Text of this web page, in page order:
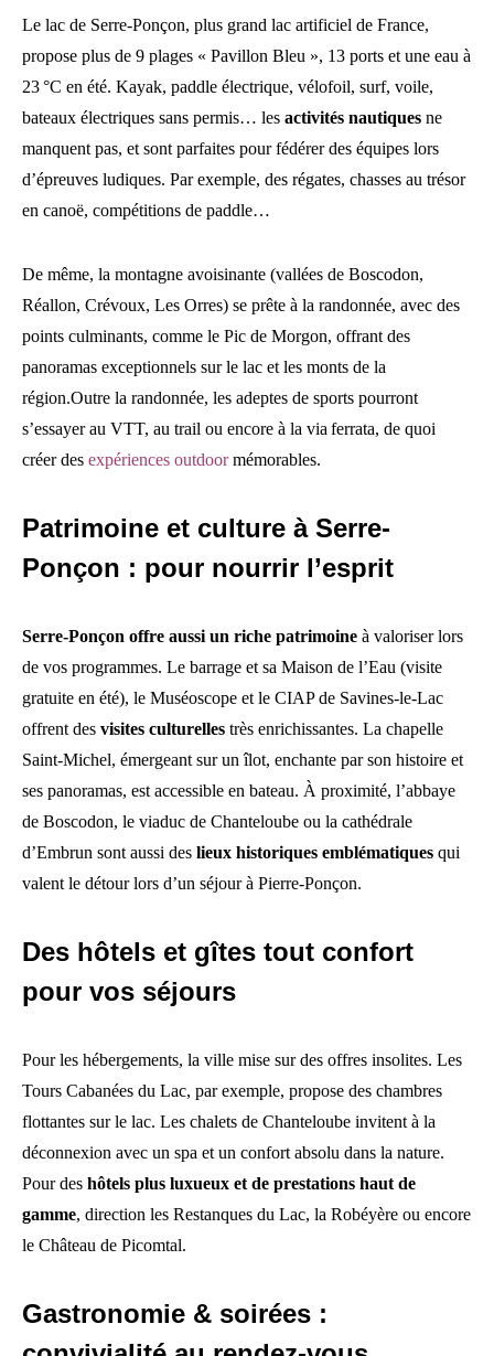
Le lac de Serre‑Ponçon, plus grand lac artificiel de France,
propose plus de 9 plages « Pavillon Bleu », 13 ports et une eau à
23 °C en été. Kayak, paddle électrique, vélofoil, surf, voile,
bateaux électriques sans permis… les activités nautiques ne
manquent pas, et sont parfaites pour fédérer des équipes lors
d’épreuves ludiques. Par exemple, des régates, chasses au trésor
en canoë, compétitions de paddle…
De même, la montagne avoisinante (vallées de Boscodon,
Réallon, Crévoux, Les Orres) se prête à la randonnée, avec des
points culminants, comme le Pic de Morgon, offrant des
panoramas exceptionnels sur le lac et les monts de la
région.Outre la randonnée, les adeptes de sports pourront
s’essayer au VTT, au trail ou encore à la via ferrata, de quoi
créer des expériences outdoormémorables.
Patrimoine et culture à Serre-
Ponçon : pour nourrir l’esprit
Serre‑Ponçon offre aussi un riche patrimoine à valoriser lors
de vos programmes. Le barrage et sa Maison de l’Eau (visite
gratuite en été), le Muséoscope et le CIAP de Savines-le-Lac
offrent des visites culturelles très enrichissantes. La chapelle
Saint-Michel, émergeant sur un îlot, enchante par son histoire et
ses panoramas, est accessible en bateau. À proximité, l’abbaye
de Boscodon, le viaduc de Chanteloube ou la cathédrale
d’Embrun sont aussi des lieux historiques emblématiques qui
valent le détour lors d’un séjour à Pierre-Ponçon.
Des hôtels et gîtes tout confort
pour vos séjours
Pour les hébergements, la ville mise sur des offres insolites. Les
Tours Cabanées du Lac, par exemple, propose des chambres
flottantes sur le lac. Les chalets de Chanteloube invitent à la
déconnexion avec un spa et un confort absolu dans la nature.
Pour des hôtels plus luxueux et de prestations haut de
gamme, direction les Restanques du Lac, la Robéyère ou encore
le Château de Picomtal.
Gastronomie & soirées :